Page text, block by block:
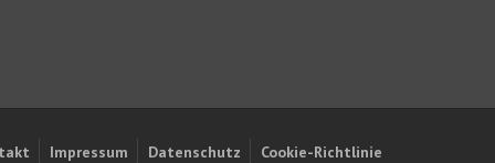
Impressum Datenschutz Cookie-Richtlinie